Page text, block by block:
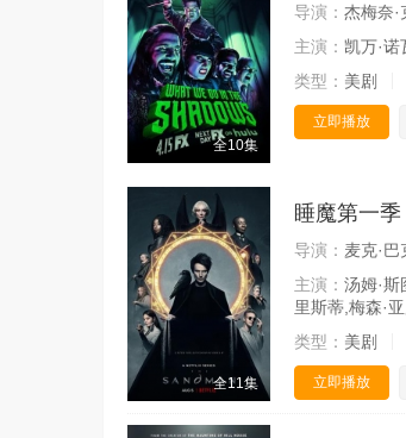
全10集
导演： 杰梅奈·
主演： 凯万·诺
类型： 美剧
立即播放
全11集
睡魔第一季
导演： 麦克·巴
主演： 汤姆·斯
里斯蒂,梅森·亚
类型： 美剧
立即播放